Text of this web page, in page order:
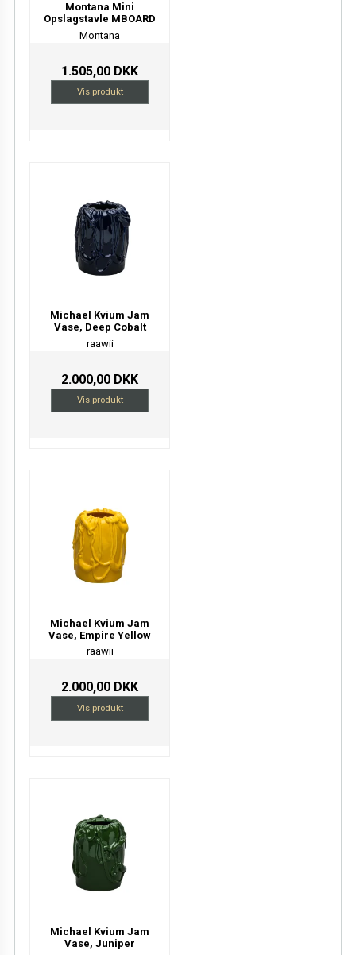
Montana Mini
Opslagstavle MBOARD
Montana
1.505,00 DKK
Vis produkt
Michael Kvium Jam
Vase, Deep Cobalt
raawii
2.000,00 DKK
Vis produkt
Michael Kvium Jam
Vase, Empire Yellow
raawii
2.000,00 DKK
Vis produkt
Michael Kvium Jam
Vase, Juniper